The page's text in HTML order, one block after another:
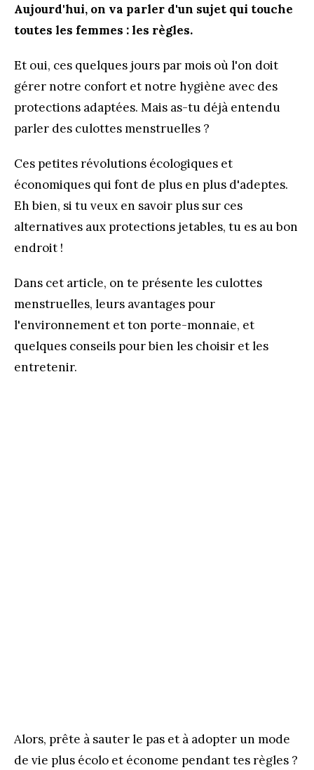
Aujourd'hui, on va parler d'un sujet qui touche
toutes les femmes : les règles.
Et oui, ces quelques jours par mois où l'on doit
gérer notre confort et notre hygiène avec des
protections adaptées. Mais as-tu déjà entendu
parler des culottes menstruelles ?
Ces petites révolutions écologiques et
économiques qui font de plus en plus d'adeptes.
Eh bien, si tu veux en savoir plus sur ces
alternatives aux protections jetables, tu es au bon
endroit !
Dans cet article, on te présente les culottes
menstruelles, leurs avantages pour
l'environnement et ton porte-monnaie, et
quelques conseils pour bien les choisir et les
entretenir.
Alors, prête à sauter le pas et à adopter un mode
de vie plus écolo et économe pendant tes règles ?